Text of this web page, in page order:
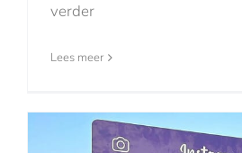
verder
Lees meer